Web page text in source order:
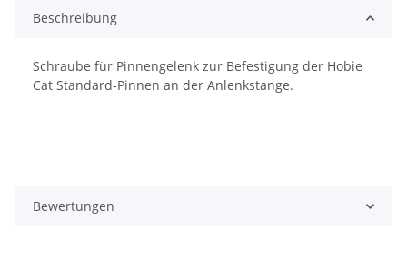
Beschreibung
Schraube für Pinnengelenk zur Befestigung der Hobie
Cat Standard-Pinnen an der Anlenkstange.
Bewertungen